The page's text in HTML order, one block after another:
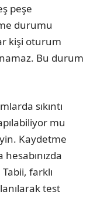
peşe
durumu
kişi oturum
Bu durum
sıkıntı
mu
Kaydetme
hesabınızda
farklı
test